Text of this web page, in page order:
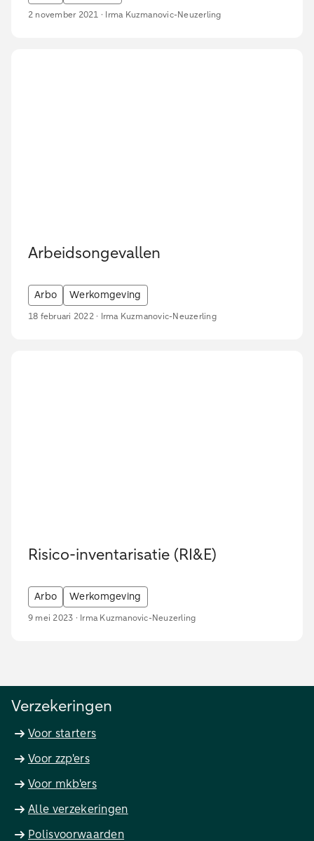
2 november 2021 · Irma Kuzmanovic-Neuzerling
Arbeidsongevallen
Arbo Werkomgeving
18 februari 2022 · Irma Kuzmanovic-Neuzerling
Risico-inventarisatie (RI&E)
Arbo Werkomgeving
9 mei 2023 · Irma Kuzmanovic-Neuzerling
Verzekeringen
Voor starters
Voor zzp'ers
Voor mkb'ers
Alle verzekeringen
Polisvoorwaarden